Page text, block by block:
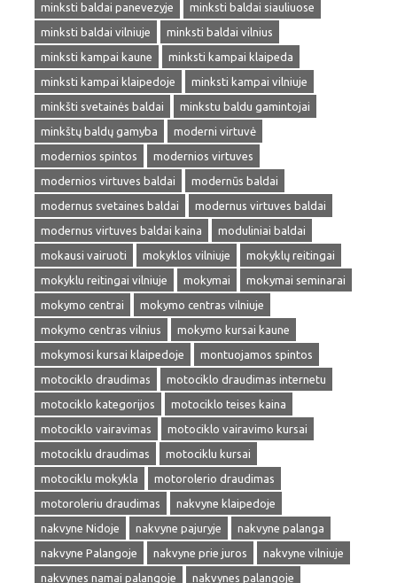
minksti baldai panevezyje
minksti baldai siauliuose
minksti baldai vilniuje
minksti baldai vilnius
minksti kampai kaune
minksti kampai klaipeda
minksti kampai klaipedoje
minksti kampai vilniuje
minkšti svetainės baldai
minkstu baldu gamintojai
minkštų baldų gamyba
moderni virtuvė
modernios spintos
modernios virtuves
modernios virtuves baldai
modernūs baldai
modernus svetaines baldai
modernus virtuves baldai
modernus virtuves baldai kaina
moduliniai baldai
mokausi vairuoti
mokyklos vilniuje
mokyklų reitingai
mokyklu reitingai vilniuje
mokymai
mokymai seminarai
mokymo centrai
mokymo centras vilniuje
mokymo centras vilnius
mokymo kursai kaune
mokymosi kursai klaipedoje
montuojamos spintos
motociklo draudimas
motociklo draudimas internetu
motociklo kategorijos
motociklo teises kaina
motociklo vairavimas
motociklo vairavimo kursai
motociklu draudimas
motociklu kursai
motociklu mokykla
motorolerio draudimas
motoroleriu draudimas
nakvyne klaipedoje
nakvyne Nidoje
nakvyne pajuryje
nakvyne palanga
nakvyne Palangoje
nakvyne prie juros
nakvyne vilniuje
nakvynes namai palangoje
nakvynes palangoje